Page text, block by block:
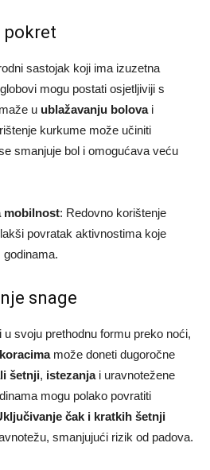
pokret
sastojak koji ima izuzetna
mogu postati osjetljiviji s
u ublažavanju bolovai
kurkume može učiniti
smanjuje bol i omogućava veću
mobilnost: Redovno korištenje
povratak aktivnostima koje
snage
svoju prethodnu formu preko noći,
može doneti dugoročne
šetnji, istezanjai uravnotežene
mogu polako povratiti
čak i kratkih šetnji
smanjujući rizik od padova.